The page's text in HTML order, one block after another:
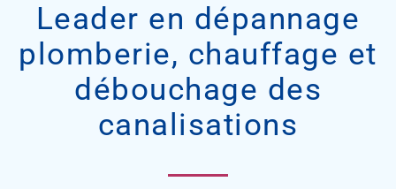
Leader en dépannage
plomberie, chauffage et
débouchage des
canalisations